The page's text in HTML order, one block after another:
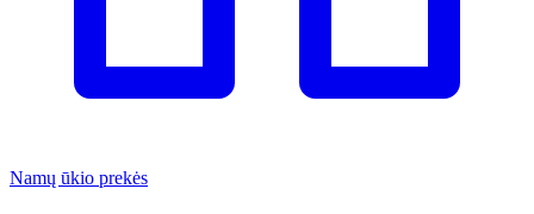
Namų ūkio prekės